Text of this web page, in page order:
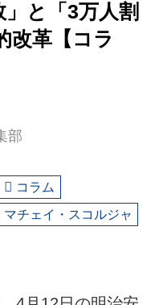
と「3万人割
改革【コラ
部
コラム
マチェイ・スコルジャ